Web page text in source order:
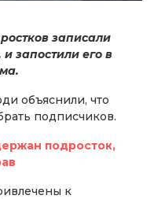
записали
запостили его в
объяснили, что
подписчиков.
подросток,
к